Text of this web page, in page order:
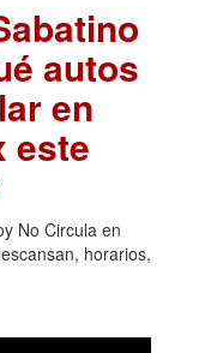
autos
en
este
No Circula en
horarios,